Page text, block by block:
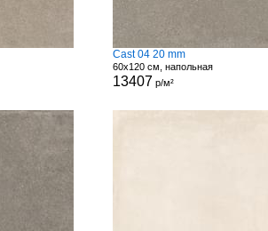
Cast 04 20 mm
60x120 см, напольная
13407 р/м²